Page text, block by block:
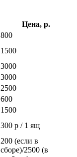
Цена, р.
800
1500
3000
3000
2500
600
1500
300 р / 1 ящ
200 (если в
сборе)/2500 (в